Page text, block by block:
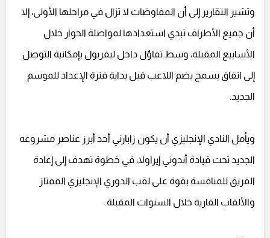
وتشير التقارير إلى أن المفاوضات لا تزال في مراحلها الأولى، إلا
أن جميع الأطراف تبدي استعدادها لمواصلة الحوار خلال
الأسابيع المقبلة، وسط تفاؤل داخل ليفربول بإمكانية التوصل
إلى اتفاق يسمح بضم اللاعب قبل بداية فترة الإعداد للموسم
الجديد.
ويأمل النادي الإنجليزي أن يكون زابارني أحد أبرز عناصر مشروعه
الجديد تحت قيادة أندوني إيراولا، في خطوة تهدف إلى إعادة
الفريق للمنافسة بقوة على لقب الدوري الإنجليزي الممتاز
والألقاب القارية خلال السنوات المقبلة.